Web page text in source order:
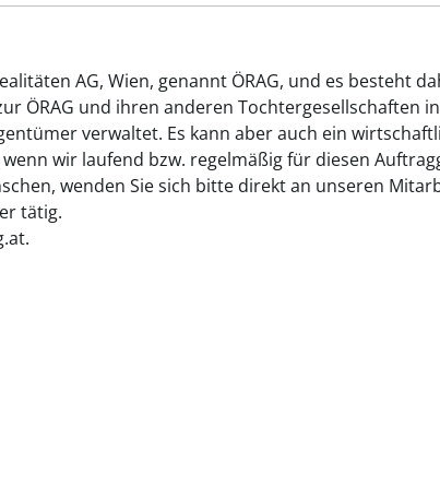
AG, Wien, genannt ÖRAG, und es besteht
ÖRAG und ihren anderen Tochtergesellschaften
verwaltet. Es kann aber auch ein
wir laufend bzw. regelmäßig für diesen
wenden Sie sich bitte direkt an unseren
tätig.